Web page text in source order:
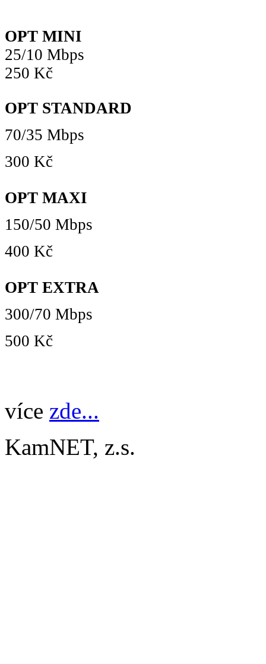
OPT MINI
25/10 Mbps
250 Kč
OPT STANDARD
70/35 Mbps
300 Kč
OPT MAXI
150/50 Mbps
400 Kč
OPT EXTRA
300/70 Mbps
500 Kč
více zde...
KamNET, z.s.